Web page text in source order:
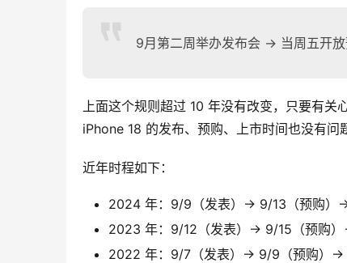
9月第二周举办发布会 → 当周五开
上面这个规则超过 10 年没有改变，只要有关
iPhone 18 的发布、预购、上市时间也没有问
近年时程如下：
2024 年：9/9（发表）→ 9/13（预购）
2023 年：9/12（发表）→ 9/15（预购）
2022 年：9/7（发表）→ 9/9（预购）→